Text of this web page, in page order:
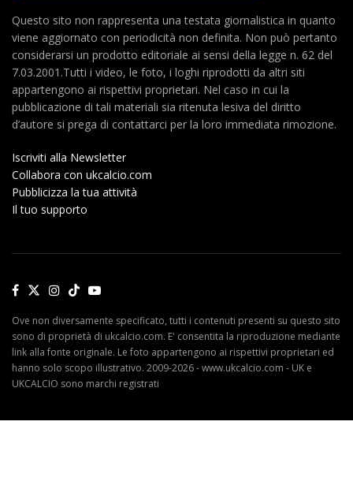
Questo sito non rappresenta una testata giornalistica in quanto
viene aggiornato con periodicità non definita. Non può pertanto
considerarsi un prodotto editoriale ai sensi della legge n. 62 del
7.03.2001.Tutti i video, le foto, i loghi riprodotti da altri siti
appartengono ai rispettivi proprietari. Nel caso in cui la
pubblicazione di tali materiali sia ritenuta lesiva del diritto
d’autore si prega di contattarci per la loro immediata rimozione.
Iscriviti alla Newsletter
Collabora con ukcalcio.com
Pubblicizza la tua attività
Il tuo supporto
Ove non diversamente specificato, tutti i contenuti presenti su questo sito
sono di proprietà di ukcalcio.com. E' consentita la riproduzione mediante
link alla fonte originale. Le foto appartengono ai rispettivi proprietari ed
hanno solo scopo illustrativo. 2009-2026 - www.ukcalcio.com - UK e
UKCALCIO sono marchi registrati